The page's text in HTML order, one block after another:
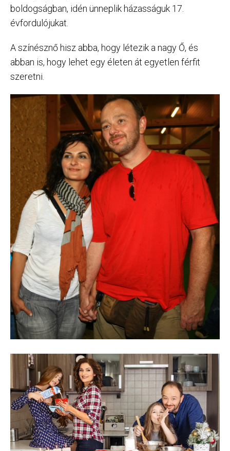
boldogságban, idén ünneplik házasságuk 17.
évfordulójukat.
A színésznő hisz abba, hogy létezik a nagy Ő, és
abban is, hogy lehet egy életen át egyetlen férfit
szeretni.